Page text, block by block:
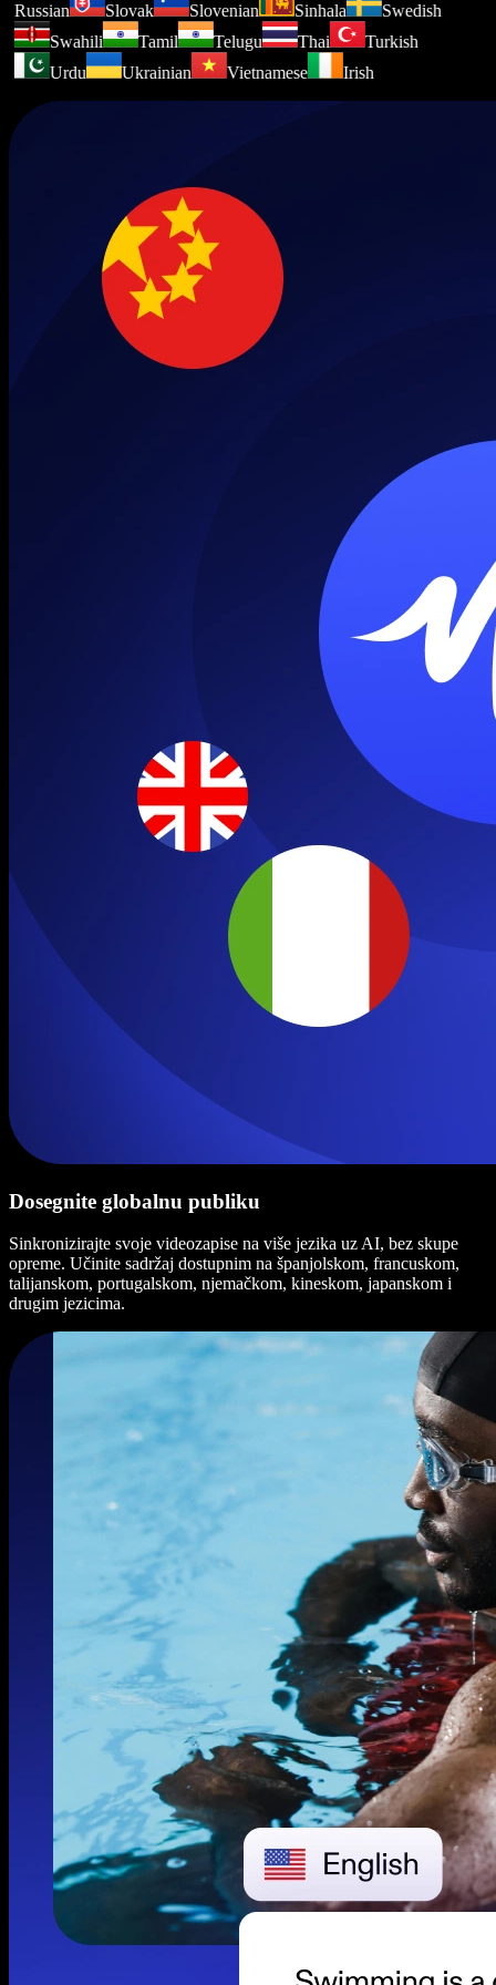
Russian
Slovak Slovenian Sinhala
Swedish
Swahili
Tamil Telugu Thai
Turkish
Urdu
Ukrainian Vietnamese Irish
Dosegnite globalnu publiku
Sinkronizirajte svoje videozapise na više jezika uz AI, bez skupe
opreme. Učinite sadržaj dostupnim na španjolskom, francuskom,
talijanskom, portugalskom, njemačkom, kineskom, japanskom i
drugim jezicima.